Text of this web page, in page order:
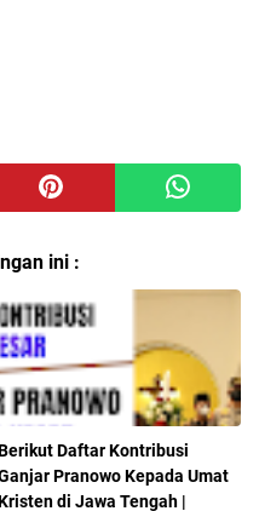
ini :
Daftar Kontribusi
Pranowo Kepada Umat
di Jawa Tengah |